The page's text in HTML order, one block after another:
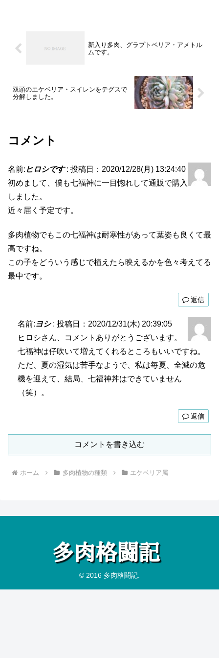
新入り多肉、グラプトベリア・アメトル
ムです。
双頭のエケベリア・スイレンをテグスで
分解しました。
コメント
名前: ヒロシです: 投稿日：2020/12/28(月) 13:24:40
初めまして、僕も七福神に一目惚れして通販で購入
しました。
近々届く予定です。
多肉植物でもこの七福神は耐寒性があって葉姿も良くて最
高ですね。
この子をどういう感じで植えたら映えるかを色々考えてる
最中です。
返信
名前:ヨシ: 投稿日：2020/12/31(木) 20:39:05
ヒロシさん、コメントありがとうございます。
七福神は仔吹いて増えてくれるところもいいですね。
ただ、夏の湿気は苦手なようで、私は毎夏、全滅の危
機を迎えて、結局、七福神丼はできていません
（笑）。
返信
コメントを書き込む
ホーム 多肉植物の種類 エケベリア属
© 2016 多肉格闘記.